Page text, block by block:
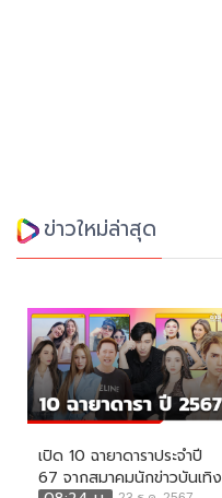
ข่าวใหม่ล่าสุด
เปิด 10 ฉายาดาราประจำปี
67 จากสมาคมนักข่าวบันเทิง